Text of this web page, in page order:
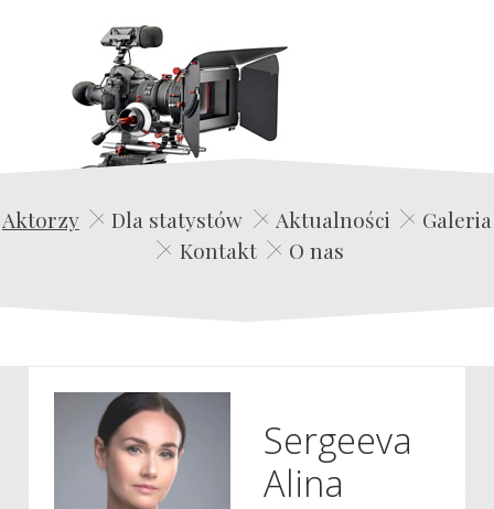
Edwin Film Agencja Aktorska
Aktorzy Dla statystów Aktualności
Galeria
Kontakt
O nas
Sergeeva
Alina